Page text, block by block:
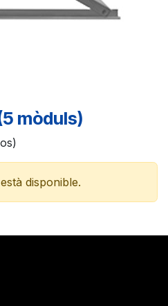
mòduls)
disponible.